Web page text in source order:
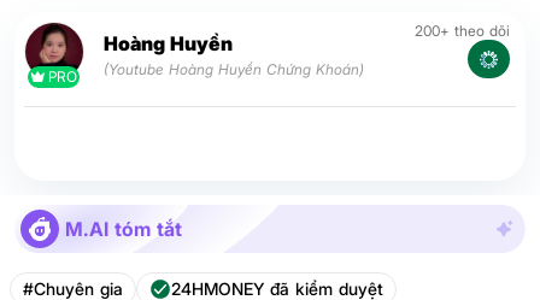
Đất đai 2024
PRO
Hoàng Huyền
(Youtube Hoàng Huyền Chứng Khoán)
200+ theo dõi
M.AI tóm tắt
#Chuyên gia 24HMONEY đã kiểm duyệt